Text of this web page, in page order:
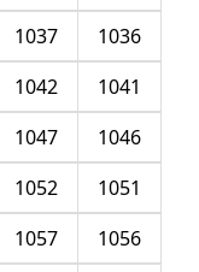
1036
1037
1041
1042
1046
1047
1051
1052
1056
1057